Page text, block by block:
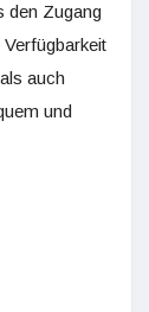
den Zugang
auch
und